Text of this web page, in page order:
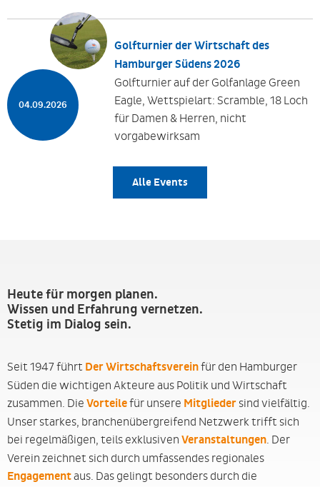
04.09.2026
Golfturnier der Wirtschaft des
Hamburger Südens 2026
Golfturnier auf der Golfanlage Green
Eagle, Wettspielart: Scramble, 18 Loch
für Damen & Herren, nicht
vorgabewirksam
Alle Events
Heute für morgen planen.
Wissen und Erfahrung vernetzen.
Stetig im Dialog sein.
Seit 1947 führt Der Wirtschaftsvereinfür den Hamburger
Süden die wichtigen Akteure aus Politik und Wirtschaft
zusammen. Die Vorteilefür unsere Mitglieder sind vielfältig.
Unser starkes, branchenübergreifend Netzwerk trifft sich
bei regelmäßigen, teils exklusiven Veranstaltungen. Der
Verein zeichnet sich durch umfassendes regionales
Engagementaus. Das gelingt besonders durch die